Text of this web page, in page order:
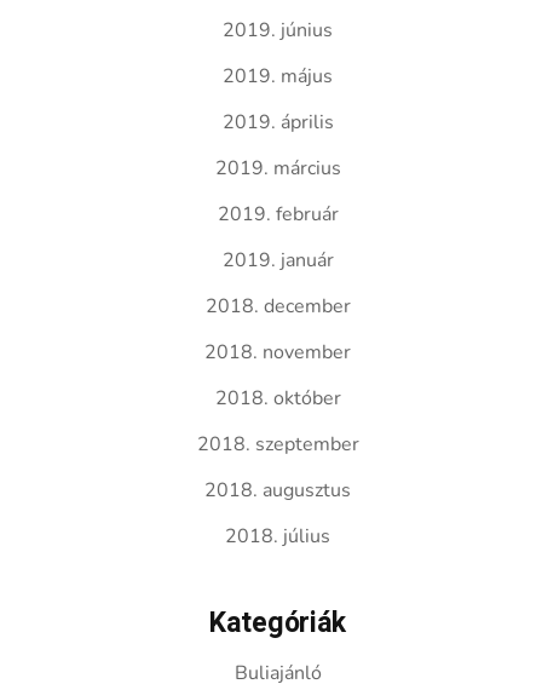
2019. június
2019. május
2019. április
2019. március
2019. február
2019. január
2018. december
2018. november
2018. október
2018. szeptember
2018. augusztus
2018. július
Kategóriák
Buliajánló